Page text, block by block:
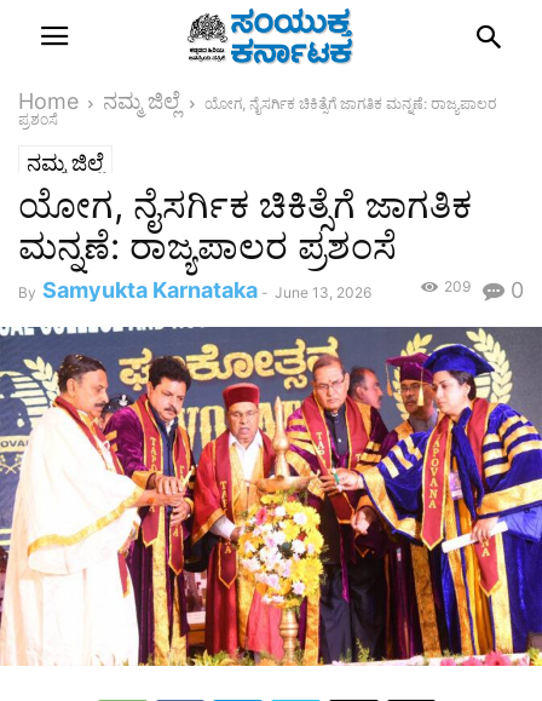
Home ನಮ್ಮ ಜಿಲ್ಲೆ
ಯೋಗ, ನೈಸರ್ಗಿಕ ಚಿಕಿತ್ಸೆಗೆ ಜಾಗತಿಕ ಮನ್ನಣೆ: ರಾಜ್ಯಪಾಲರ
ಪ್ರಶಂಸೆ
ನಮ್ಮ ಜಿಲ್ಲೆ
ಯೋಗ, ನೈಸರ್ಗಿಕ ಚಿಕಿತ್ಸೆಗೆ ಜಾಗತಿಕ
ಮನ್ನಣೆ: ರಾಜ್ಯಪಾಲರ ಪ್ರಶಂಸೆ
By Samyukta Karnataka - June 13, 2026 0
209